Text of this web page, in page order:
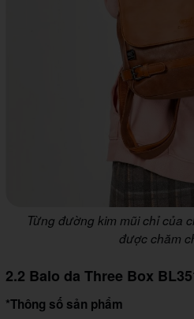
Từng đường kim mũi chỉ của
được chăm
2.2 Balo da Three Box
*Thông số sản phẩm